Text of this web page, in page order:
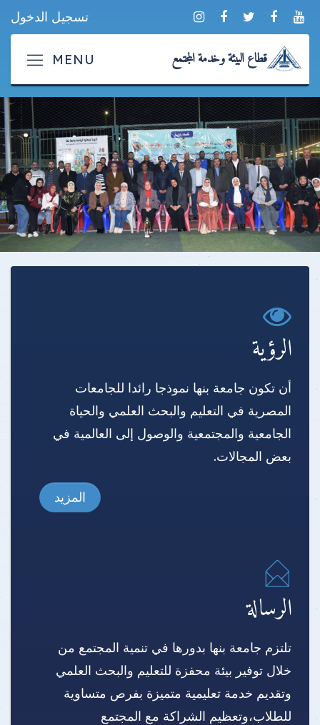
تسجيل الدخول
قطاع البيئة وخدمة المجتمع
الرؤية
أن تكون جامعة بنها نموذجا رائدا للجامعات
المصرية في التعليم والبحث العلمي والحياة
الجامعية والمجتمعية والوصول إلى العالمية في
بعض المجالات.
المزيد
الرسالة
تلتزم جامعة بنها بدورها في تنمية المجتمع من
خلال توفير بيئة محفزة للتعليم والبحث العلمي
وتقديم خدمة تعليمية متميزة بفرص متساوية
للطلاب،وتعظيم الشراكة مع المجتمع